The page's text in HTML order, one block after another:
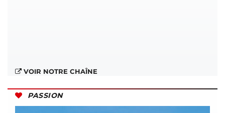
VOIR NOTRE CHAÎNE
PASSION